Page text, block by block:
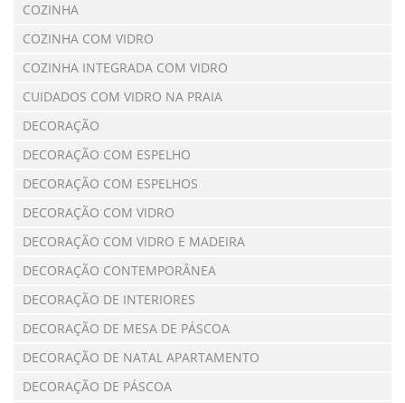
COZINHA
COZINHA COM VIDRO
COZINHA INTEGRADA COM VIDRO
CUIDADOS COM VIDRO NA PRAIA
DECORAÇÃO
DECORAÇÃO COM ESPELHO
DECORAÇÃO COM ESPELHOS
DECORAÇÃO COM VIDRO
DECORAÇÃO COM VIDRO E MADEIRA
DECORAÇÃO CONTEMPORÂNEA
DECORAÇÃO DE INTERIORES
DECORAÇÃO DE MESA DE PÁSCOA
DECORAÇÃO DE NATAL APARTAMENTO
DECORAÇÃO DE PÁSCOA